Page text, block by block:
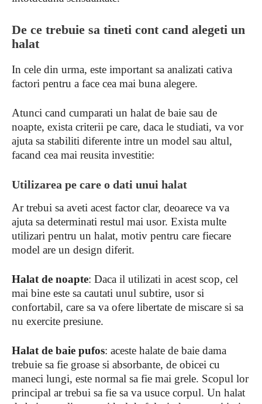
De ce trebuie sa tineti cont cand alegeti un
halat
In cele din urma, este important sa analizati cativa
factori pentru a face cea mai buna alegere.
Atunci cand cumparati un halat de baie sau de
noapte, exista criterii pe care, daca le studiati, va vor
ajuta sa stabiliti diferente intre un model sau altul,
facand cea mai reusita investitie:
Utilizarea pe care o dati unui halat
Ar trebui sa aveti acest factor clar, deoarece va va
ajuta sa determinati restul mai usor. Exista multe
utilizari pentru un halat, motiv pentru care fiecare
model are un design diferit.
Halat de noapte: Daca il utilizati in acest scop, cel
mai bine este sa cautati unul subtire, usor si
confortabil, care sa va ofere libertate de miscare si sa
nu exercite presiune.
Halat de baie pufos: aceste halate de baie dama
trebuie sa fie groase si absorbante, de obicei cu
maneci lungi, este normal sa fie mai grele. Scopul lor
principal ar trebui sa fie sa va usuce corpul. Un halat